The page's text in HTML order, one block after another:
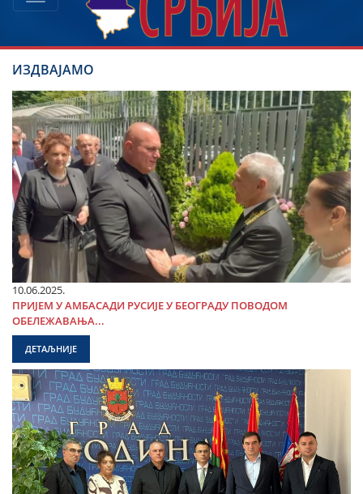
ИЗДВАЈАМО
10.06.2025.
ПРИЈЕМ У АМБАСАДИ РУСИЈЕ У БЕОГРАДУ ПОВОДОМ
ОБЕЛЕЖАВАЊА...
ДЕТАЉНИЈЕ